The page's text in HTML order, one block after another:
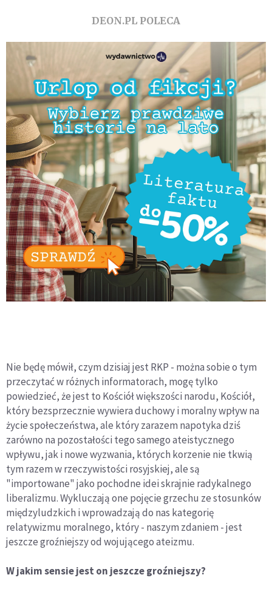
DEON.PL POLECA
Nie będę mówił, czym dzisiaj jest RKP - można sobie o tym
przeczytać w różnych informatorach, mogę tylko
powiedzieć, że jest to Kościół większości narodu, Kościół,
który bezsprzecznie wywiera duchowy i moralny wpływ na
życie społeczeństwa, ale który zarazem napotyka dziś
zarówno na pozostałości tego samego ateistycznego
wpływu, jak i nowe wyzwania, których korzenie nie tkwią
tym razem w rzeczywistości rosyjskiej, ale są
"importowane" jako pochodne idei skrajnie radykalnego
liberalizmu. Wykluczają one pojęcie grzechu ze stosunków
międzyludzkich i wprowadzają do nas kategorię
relatywizmu moralnego, który - naszym zdaniem - jest
jeszcze groźniejszy od wojującego ateizmu.
W jakim sensie jest on jeszcze groźniejszy?